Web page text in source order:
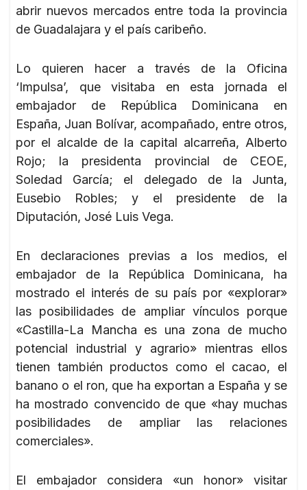
abrir nuevos mercados entre toda la provincia
de Guadalajara y el país caribeño.
Lo quieren hacer a través de la Oficina
‘Impulsa’, que visitaba en esta jornada el
embajador de República Dominicana en
España, Juan Bolívar, acompañado, entre otros,
por el alcalde de la capital alcarreña, Alberto
Rojo; la presidenta provincial de CEOE,
Soledad García; el delegado de la Junta,
Eusebio Robles; y el presidente de la
Diputación, José Luis Vega.
En declaraciones previas a los medios, el
embajador de la República Dominicana, ha
mostrado el interés de su país por «explorar»
las posibilidades de ampliar vínculos porque
«Castilla-La Mancha es una zona de mucho
potencial industrial y agrario» mientras ellos
tienen también productos como el cacao, el
banano o el ron, que ha exportan a España y se
ha mostrado convencido de que «hay muchas
posibilidades de ampliar las relaciones
comerciales».
El embajador considera «un honor» visitar